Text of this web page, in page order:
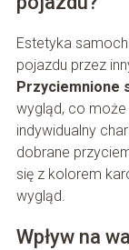
Estetyka
pojazdu przez
Przyciemnione
wygląd, co
indywidualny
dobrane
się z kolorem
wygląd.
Wpływ na